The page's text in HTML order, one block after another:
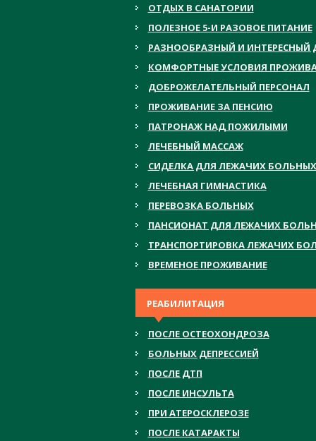
ОТДЫХ В САНАТОРИИ
ПОЛЕЗНОЕ 5-И РАЗОВОЕ ПИТАНИЕ
РАЗНООБРАЗНЫЙ И ИНТЕРЕСНЫЙ
КОМФОРТНЫЕ УСЛОВИЯ
ДОБРОЖЕЛАТЕЛЬНЫЙ ПЕРСОНАЛ
ПРОЖИВАНИЕ ЗА ПЕНСИЮ
ПАТРОНАЖ НАД ПОЖИЛЫМИ
ЛЕЧЕБНЫЙ МАССАЖ
СИДЕЛКА ДЛЯ ЛЕЖАЧИХ БОЛЬНЫХ
ЛЕЧЕБНАЯ ГИМНАСТИКА
ПЕРЕВОЗКА БОЛЬНЫХ
ПАНСИОНАТ ДЛЯ ЛЕЖАЧИХ
ТРАНСПОРТИРОВКА ЛЕЖАЧИХ
ВРЕМЕНОЕ ПРОЖИВАНИЕ
РЕАБИЛИТАЦИЯ
ПОСЛЕ ОСТЕОХОНДРОЗА
БОЛЬНЫХ ДЕПРЕССИЕЙ
ПОСЛЕ ДТП
ПОСЛЕ ИНСУЛЬТА
ПРИ АТЕРОСКЛЕРОЗЕ
ПОСЛЕ КАТАРАКТЫ